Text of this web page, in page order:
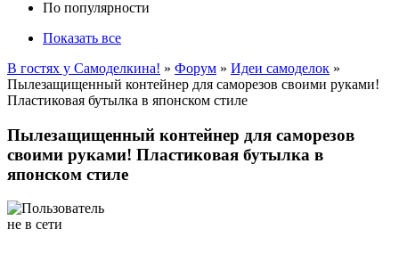
По популярности
Показать все
В гостях у Самоделкина! » Форум » Идеи самоделок »
Пылезащищенный контейнер для саморезов своими руками!
Пластиковая бутылка в японском стиле
Пылезащищенный контейнер для саморезов
своими руками! Пластиковая бутылка в
японском стиле